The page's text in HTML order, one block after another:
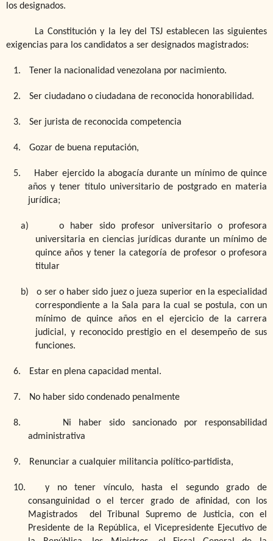
los designados.
La Constitución y la ley del TSJ establecen las siguientes
exigencias para los candidatos a ser designados magistrados:
1. Tener la nacionalidad venezolana por nacimiento.
2. Ser ciudadano o ciudadana de reconocida honorabilidad.
3. Ser jurista de reconocida competencia
4. Gozar de buena reputación,
5.
Haber ejercido la abogacía durante un mínimo de quince
años y tener título universitario de postgrado en materia
jurídica;
a) ohaber sido profesor universitario o profesora
universitaria en ciencias jurídicas durante un mínimo de
quince años y tener la categoría de profesor o profesora
titular
b) o ser o haber sido juez o jueza superior en la especialidad
correspondiente a la Sala para la cual se postula, con un
mínimo de quince años en el ejercicio de la carrera
judicial, y reconocido prestigio en el desempeño de sus
funciones.
6. Estar en plena capacidad mental.
7. No haber sido condenado penalmente
8.
Ni haber sido sancionado por responsabilidad
administrativa
9. Renunciar a cualquier militancia político-partidista,
10.
y no tener vínculo, hasta el segundo grado de
consanguinidad o el tercer grado de afinidad, con los
Magistrados del Tribunal Supremo de Justicia, con el
Presidente de la República, el Vicepresidente Ejecutivo de